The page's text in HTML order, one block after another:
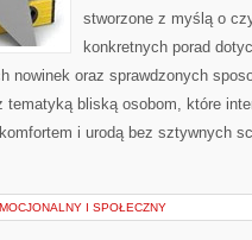
stworzone z myślą o
konkretnych porad
nowinek oraz sprawdzonych
tematyką bliską osobom, które
i urodą bez sztywnych
I SPOŁECZNY